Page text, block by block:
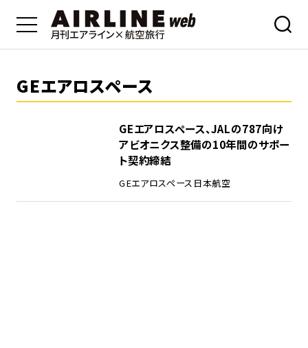
GEエアロスペース
GEエアロスペース、JALの787向け
アビオニクス整備の10年間のサポー
ト契約締結
GEエアロスペース 日本航空